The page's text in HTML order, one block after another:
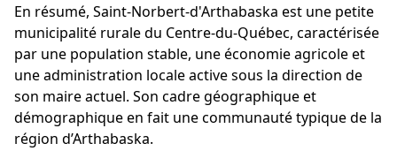
En résumé, Saint-Norbert-d'Arthabaska est une petite
municipalité rurale du Centre-du-Québec, caractérisée
par une population stable, une économie agricole et
une administration locale active sous la direction de
son maire actuel. Son cadre géographique et
démographique en fait une communauté typique de la
région d’Arthabaska.